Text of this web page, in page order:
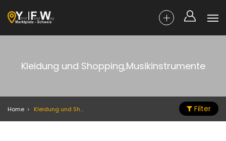
Kleidung und Shopping,Musikinstrumente
Home Kleidung und Shopping,Musikinstrumente Filter